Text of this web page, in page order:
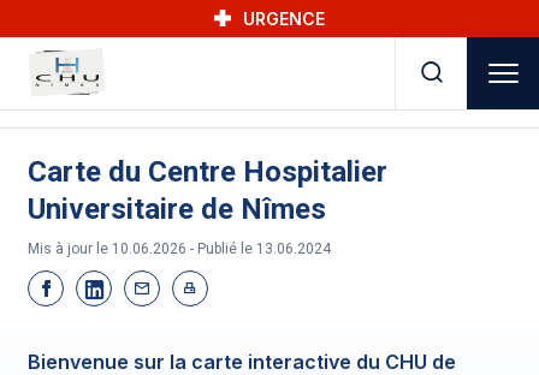
URGENCE
Carte du Centre Hospitalier
Universitaire de Nîmes
Mis à jour le 10.06.2026 - Publié le 13.06.2024
Bienvenue sur la carte interactive du CHU de